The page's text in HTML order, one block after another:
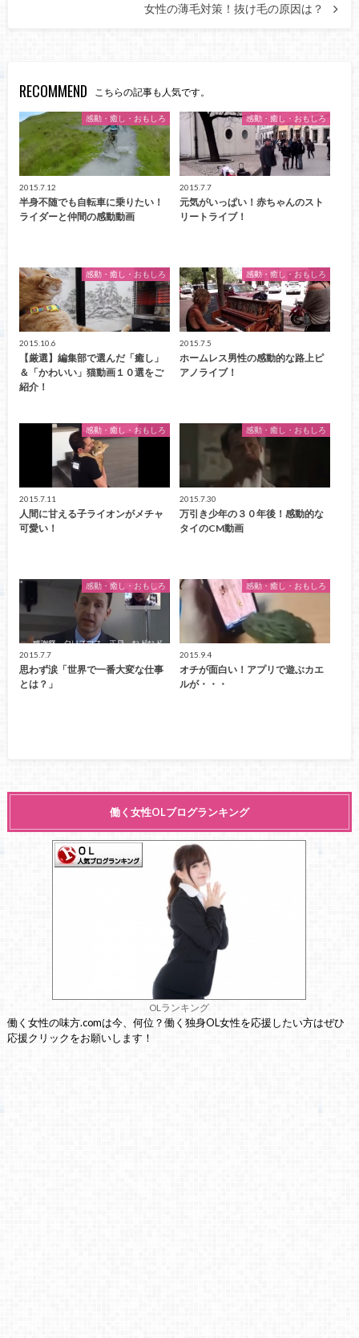
女性の薄毛対策！抜け毛の原因は？
RECOMMEND こちらの記事も人気です。
感動・癒し・おもしろ
2015.7.12
半身不随でも自転車に乗りたい！
ライダーと仲間の感動動画
感動・癒し・おもしろ
2015.7.7
元気がいっぱい！赤ちゃんのスト
リートライブ！
感動・癒し・おもしろ
2015.10.6
【厳選】編集部で選んだ「癒し」
＆「かわいい」猫動画１０選をご
紹介！
感動・癒し・おもしろ
2015.7.5
ホームレス男性の感動的な路上ピ
アノライブ！
感動・癒し・おもしろ
2015.7.11
人間に甘える子ライオンがメチャ
可愛い！
感動・癒し・おもしろ
2015.7.30
万引き少年の３０年後！感動的な
タイのCM動画
感動・癒し・おもしろ
2015.7.7
思わず涙「世界で一番大変な仕事
とは？」
感動・癒し・おもしろ
2015.9.4
オチが面白い！アプリで遊ぶカエ
ルが・・・
働く女性OLブログランキング
OLランキング
働く女性の味方.comは今、何位？働く独身OL女性を応援したい方はぜひ
応援クリックをお願いします！